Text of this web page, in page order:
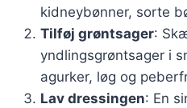
kidneybønner, sorte
Tilføj grøntsager:
yndlingsgrøntsager i
agurker, løg og
Lav dressingen: En